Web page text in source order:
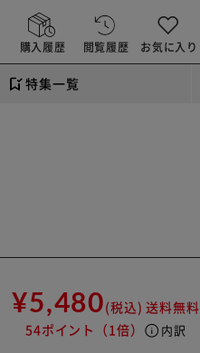
購入履歴 閲覧履歴 お気に入り
特集一覧
¥5,480(税込) 送料無料
54ポイント （1倍） info 内訳